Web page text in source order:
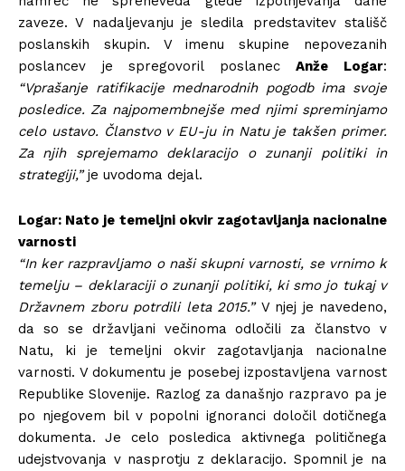
zaveze. V nadaljevanju je sledila predstavitev stališč
poslanskih skupin. V imenu skupine nepovezanih
poslancev je spregovoril poslanecAnže Logar:
“Vprašanje ratifikacije mednarodnih pogodb ima svoje
posledice. Za najpomembnejše med njimi spreminjamo
celo ustavo. Članstvo v EU-ju in Natu je takšen primer.
Za njih sprejemamo deklaracijo o zunanji politiki in
strategiji,”je uvodoma dejal.
Logar: Nato je temeljni okvir zagotavljanja nacionalne
varnosti
“In ker razpravljamo o naši skupni varnosti, se vrnimo k
temelju – deklaraciji o zunanji politiki, ki smo jo tukaj v
Državnem zboru potrdili leta 2015.” V njej je navedeno,
da so se državljani večinoma odločili za članstvo v
Natu, ki je temeljni okvir zagotavljanja nacionalne
varnosti. V dokumentu je posebej izpostavljena varnost
Republike Slovenije. Razlog za današnjo razpravo pa je
po njegovem bil v popolni ignoranci določil dotičnega
dokumenta. Je celo posledica aktivnega političnega
udejstvovanja v nasprotju z deklaracijo. Spomnil je na